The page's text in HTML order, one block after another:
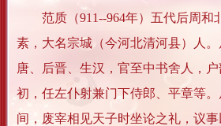
范质（911--964年）五代后周和
素，大名宗城（今河北清河县）人
唐、后晋、生汉，官至中书舍人，
初，任左仆射兼门下侍郎、平章等
间，废宰相见天子时坐论之礼，议事